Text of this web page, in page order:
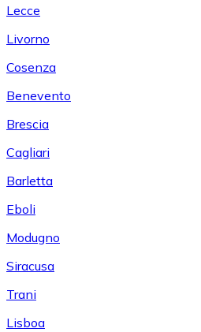
Lecce
Livorno
Cosenza
Benevento
Brescia
Cagliari
Barletta
Eboli
Modugno
Siracusa
Trani
Lisboa